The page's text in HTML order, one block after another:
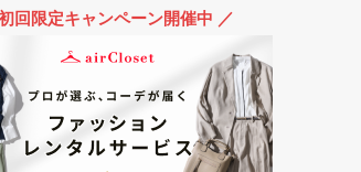
回限定キャンペーン開催中 ／